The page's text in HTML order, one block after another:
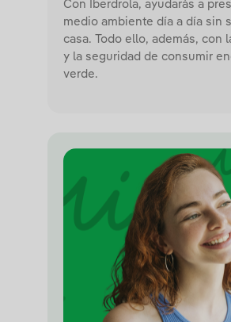
Con Iberdrola, ayudarás a
medio ambiente día a día sin
casa. Todo ello, además, con
y la seguridad de consumir
verde.